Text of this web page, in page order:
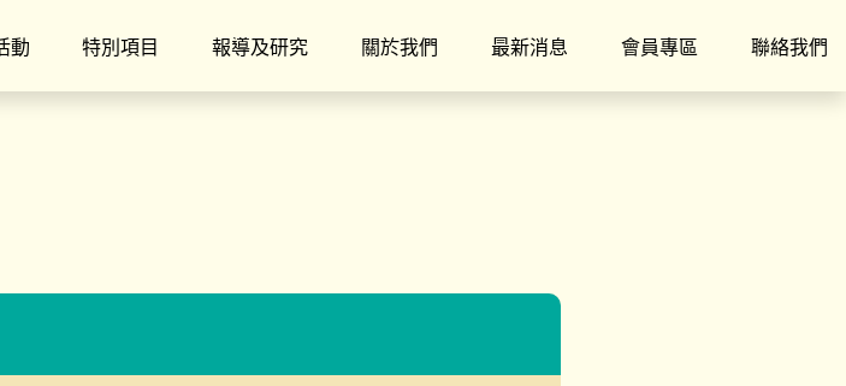
動 特別項目 報導及研究 關於我們 最新消息 會員專區 聯絡我們